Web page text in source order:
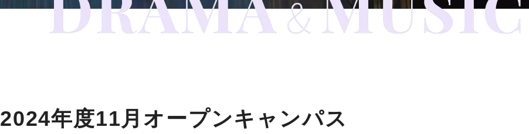
2024年度11月オープンキャンパス